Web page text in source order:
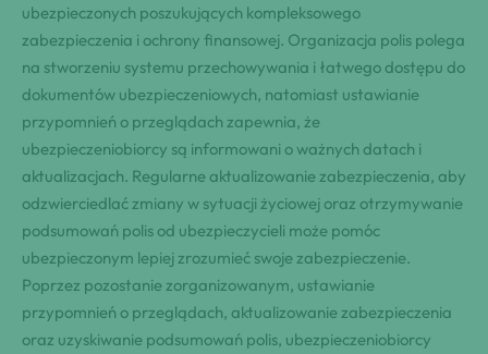
ubezpieczonych poszukujących kompleksowego
zabezpieczenia i ochrony finansowej. Organizacja polis polega
na stworzeniu systemu przechowywania i łatwego dostępu do
dokumentów ubezpieczeniowych, natomiast ustawianie
przypomnień o przeglądach zapewnia, że
ubezpieczeniobiorcy są informowani o ważnych datach i
aktualizacjach. Regularne aktualizowanie zabezpieczenia, aby
odzwierciedlać zmiany w sytuacji życiowej oraz otrzymywanie
podsumowań polis od ubezpieczycieli może pomóc
ubezpieczonym lepiej zrozumieć swoje zabezpieczenie.
Poprzez pozostanie zorganizowanym, ustawianie
przypomnień o przeglądach, aktualizowanie zabezpieczenia
oraz uzyskiwanie podsumowań polis, ubezpieczeniobiorcy